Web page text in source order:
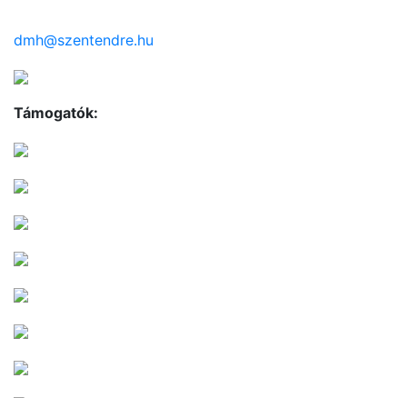
dmh@szentendre.hu
Támogatók: